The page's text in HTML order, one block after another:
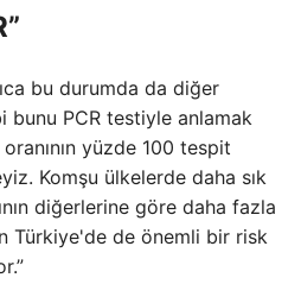
bu durumda da diğer
PCR testiyle anlamak
yüzde 100 tespit
Komşu ülkelerde daha sık
diğerlerine göre daha fazla
Türkiye'de de önemli bir risk